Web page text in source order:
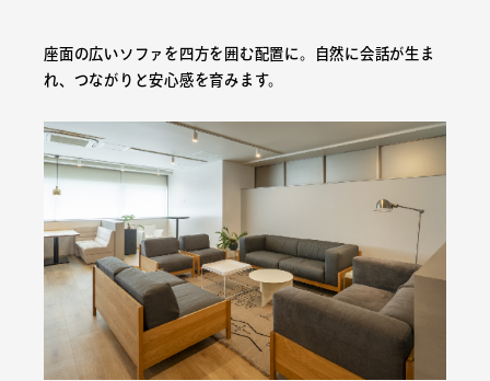
座面の広いソファを四方を囲む配置に。自然に会話が生ま
れ、つながりと安心感を育みます。